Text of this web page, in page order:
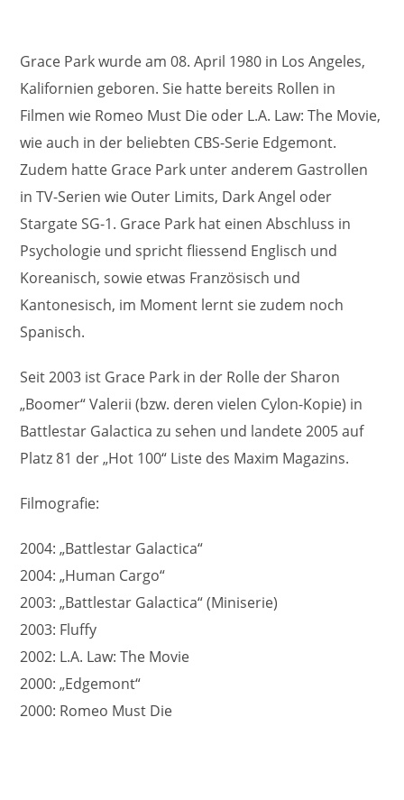
Grace Park wurde am 08. April 1980 in Los Angeles,
Kalifornien geboren. Sie hatte bereits Rollen in
Filmen wie Romeo Must Die oder L.A. Law: The Movie,
wie auch in der beliebten CBS-Serie Edgemont.
Zudem hatte Grace Park unter anderem Gastrollen
in TV-Serien wie Outer Limits, Dark Angel oder
Stargate SG-1. Grace Park hat einen Abschluss in
Psychologie und spricht fliessend Englisch und
Koreanisch, sowie etwas Französisch und
Kantonesisch, im Moment lernt sie zudem noch
Spanisch.
Seit 2003 ist Grace Park in der Rolle der Sharon
„Boomer“ Valerii (bzw. deren vielen Cylon-Kopie) in
Battlestar Galactica zu sehen und landete 2005 auf
Platz 81 der „Hot 100“ Liste des Maxim Magazins.
Filmografie:
2004: „Battlestar Galactica“
2004: „Human Cargo“
2003: „Battlestar Galactica“ (Miniserie)
2003: Fluffy
2002: L.A. Law: The Movie
2000: „Edgemont“
2000: Romeo Must Die